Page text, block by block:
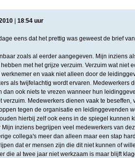
| 18:54 uur
eens dat het prettig was geweest de brief
zoals al eerder aangegeven. Mijn inziens
met het grijze verzuim. Verzuim wat niet
werknemer en vaak niet alleen door de
als twijfelachtig wordt ervaren. Medewerkers
dan ook niets te vrezen wanneer hun
verzuim. Medewerkers dienen vaak te beseffen,
tegen de organisatie en leidinggevenden
hierbij zelf ook eens in de spiegel kunnen
inziens begrijpen veel medewerkers van
collega's meer dan alleen maar een stap
dat er mensen zijn die dit niet kunnen of
die al twee jaar niet werkzaam is maar blijft